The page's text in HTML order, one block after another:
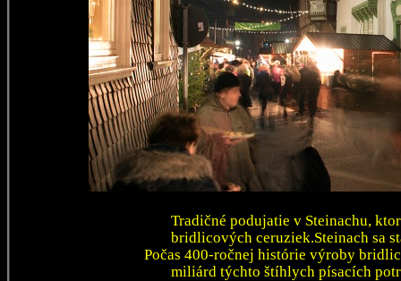
Tradičné podujatie v Steinachu,
bridlicových ceruziek.Steinach sa
Počas 400-ročnej histórie výroby
miliárd týchto štíhlych písacích